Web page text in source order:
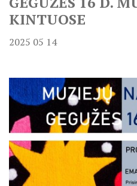
Vydūnas
Kultūros pasas
NVŠ
Veiklos planas
KILNOJAMOJI
ŠILUTĖS ŽRVVG
KULTŪROS
KINTUOSE
2025 05 14